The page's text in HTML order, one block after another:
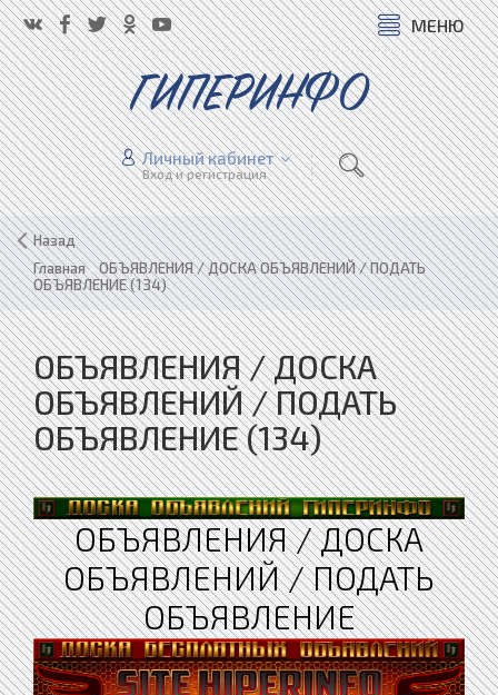
МЕНЮ
ГИПЕРИНФО
Личный кабинет
Вход и регистрация
Назад
Главная»ОБЪЯВЛЕНИЯ / ДОСКА ОБЪЯВЛЕНИЙ / ПОДАТЬ
ОБЪЯВЛЕНИЕ (134)
ОБЪЯВЛЕНИЯ / ДОСКА
ОБЪЯВЛЕНИЙ / ПОДАТЬ
ОБЪЯВЛЕНИЕ (134)
ОБЪЯВЛЕНИЯ / ДОСКА
ОБЪЯВЛЕНИЙ / ПОДАТЬ
ОБЪЯВЛЕНИЕ